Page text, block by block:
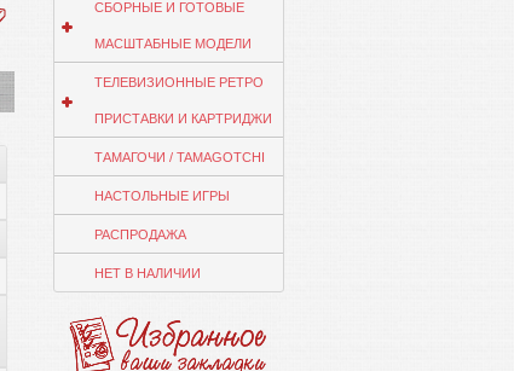
СБОРНЫЕ И ГОТОВЫЕ
МАСШТАБНЫЕ МОДЕЛИ
ТЕЛЕВИЗИОННЫЕ РЕТРО
ПРИСТАВКИ И КАРТРИДЖИ
ТАМАГОЧИ / TAMAGOTCHI
НАСТОЛЬНЫЕ ИГРЫ
РАСПРОДАЖА
НЕТ В НАЛИЧИИ